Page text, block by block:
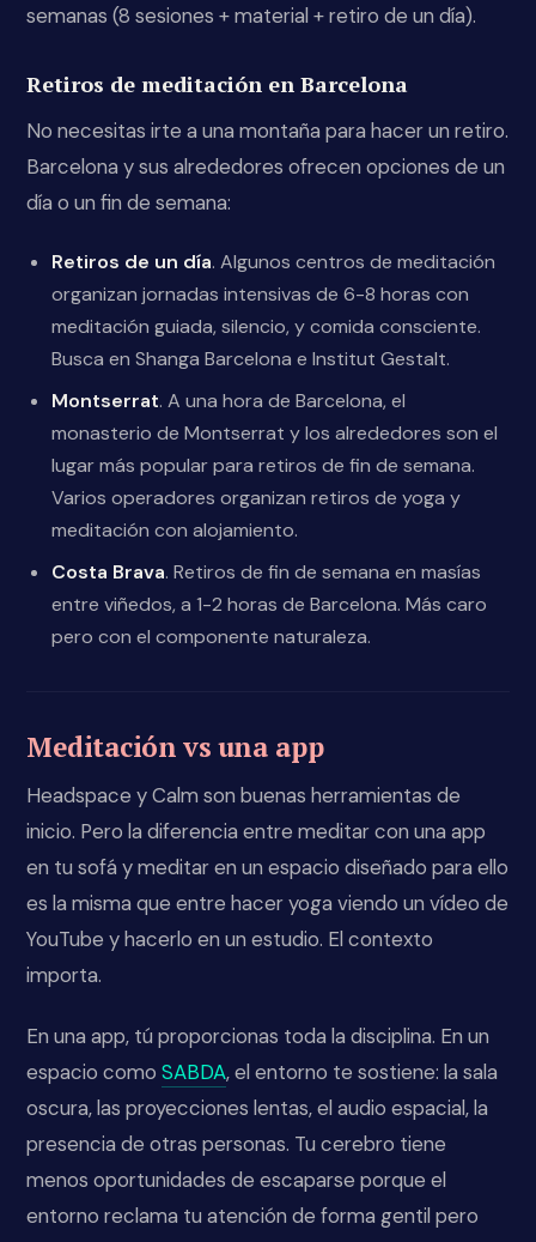
semanas (8 sesiones + material + retiro de un día).
Retiros de meditación en Barcelona
No necesitas irte a una montaña para hacer un retiro.
Barcelona y sus alrededores ofrecen opciones de un
día o un fin de semana:
Retiros de un día. Algunos centros de meditación
organizan jornadas intensivas de 6-8 horas con
meditación guiada, silencio, y comida consciente.
Busca en Shanga Barcelona e Institut Gestalt.
Montserrat. A una hora de Barcelona, el
monasterio de Montserrat y los alrededores son el
lugar más popular para retiros de fin de semana.
Varios operadores organizan retiros de yoga y
meditación con alojamiento.
Costa Brava. Retiros de fin de semana en masías
entre viñedos, a 1-2 horas de Barcelona. Más caro
pero con el componente naturaleza.
Meditación vs una app
Headspace y Calm son buenas herramientas de
inicio. Pero la diferencia entre meditar con una app
en tu sofá y meditar en un espacio diseñado para ello
es la misma que entre hacer yoga viendo un vídeo de
YouTube y hacerlo en un estudio. El contexto
importa.
En una app, tú proporcionas toda la disciplina. En un
espacio como SABDA, el entorno te sostiene: la sala
oscura, las proyecciones lentas, el audio espacial, la
presencia de otras personas. Tu cerebro tiene
menos oportunidades de escaparse porque el
entorno reclama tu atención de forma gentil pero